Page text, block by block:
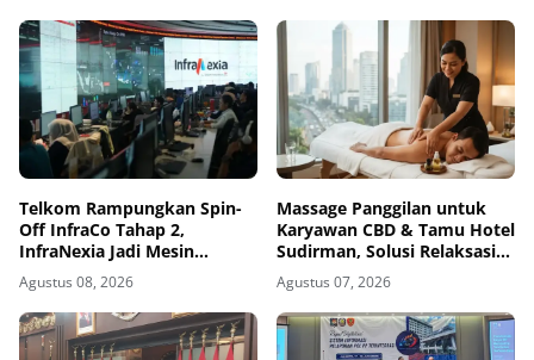
Telkom Rampungkan Spin-
Off InfraCo Tahap 2,
InfraNexia Jadi Mesin
Pertumbuhan Baru
Agustus 08, 2026
Massage Panggilan untuk
Karyawan CBD & Tamu Hotel
Sudirman, Solusi Relaksasi
Praktis di Tengah Kesibukan
Agustus 07, 2026